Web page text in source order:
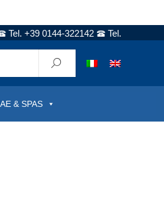
Tel. +39 0144-322142
Tel.
& SPAS